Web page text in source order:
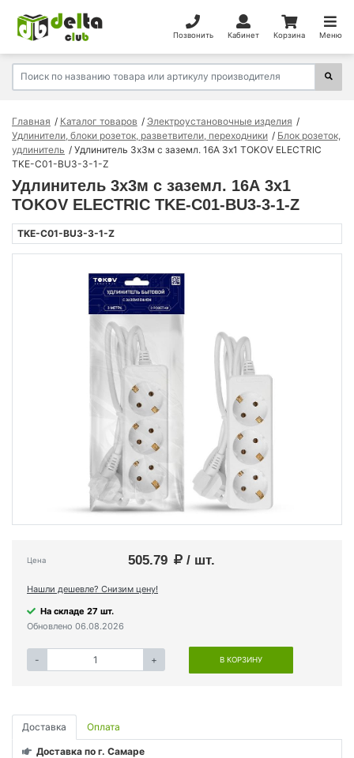
Позвонить Кабинет Корзина Меню
Главная Каталог товаров
Электроустановочные изделия
Удлинители, блоки розеток, разветвители, переходники
Блок розеток,
удлинитель
Удлинитель 3х3м с заземл. 16А 3х1 TOKOV ELECTRIC
TKE-C01-BU3-3-1-Z
Удлинитель 3х3м с заземл. 16А 3х1
TOKOV ELECTRIC TKE-C01-BU3-3-1-Z
TKE-C01-BU3-3-1-Z
Цена 505.79 / шт.
Нашли дешевле? Снизим цену!
На складе 27 шт.
Обновлено 06.08.2026
- + В КОРЗИНУ
Доставка Оплата
Доставка по г. Самаре